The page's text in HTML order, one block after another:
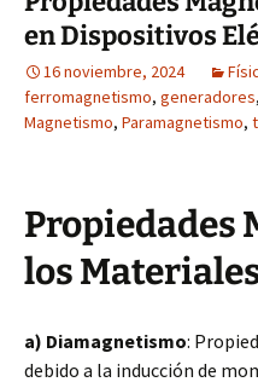
en Dispositivos
16 noviembre, 2024
ferromagnetismo, generadores,
Magnetismo, Paramagnetismo,
Propiedades
los
a) Diamagnetismo:
debido a la inducción de